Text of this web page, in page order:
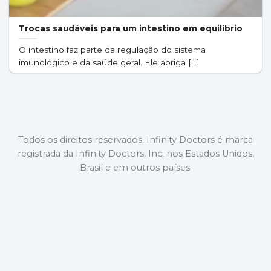
Trocas saudáveis para um intestino em equilíbrio
O intestino faz parte da regulação do sistema
imunológico e da saúde geral. Ele abriga [...]
Todos os direitos reservados. Infinity Doctors é marca
registrada da Infinity Doctors, Inc. nos Estados Unidos,
Brasil e em outros países.